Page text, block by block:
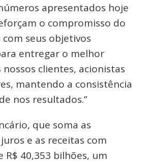
apresentados hoje
o compromisso do
seus objetivos
entregar o melhor
nossos clientes, acionistas
mantendo a consistência
nos resultados.”
que soma as
e as receitas com
R$ 40,353 bilhões, um